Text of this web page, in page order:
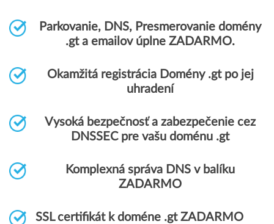
Parkovanie, DNS, Presmerovanie domény
.gt a emailov úplne ZADARMO.
Okamžitá registrácia Domény .gt po jej
uhradení
Vysoká bezpečnosť a zabezpečenie cez
DNSSEC pre vašu doménu .gt
Komplexná správa DNS v balíku
ZADARMO
SSL certifikát k doméne .gt ZADARMO